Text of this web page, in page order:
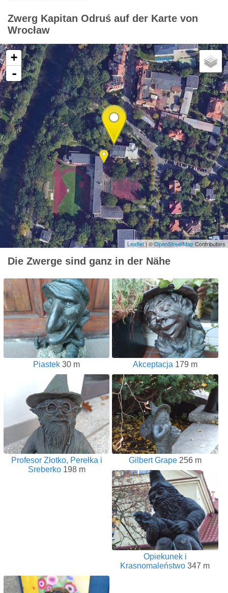
Zwerg Kapitan Odruś auf der Karte von
Wrocław
+
-
Leaflet| ©OpenStreetMapContributors
Die Zwerge sind ganz in der Nähe
Piastek 30 m Akceptacja 179 m
Profesor Złotko, Perełka i
Sreberko198 m
Gilbert Grape256 m
Opiekunek i
Krasnomaleństwo 347 m
Lade diekostenlose Appmit über
1000Zwergen herunter: Karte, Fotos,
Liste, praktische Navigation! Finde
alle Zwerge in Breslau!